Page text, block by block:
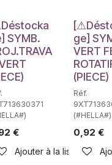
souhaits
SYMB.
€
Ajouter à la liste de
Déstockage
ge]
VERT
(PIECE)
Réf.
(#HELLA#)
0,92 €